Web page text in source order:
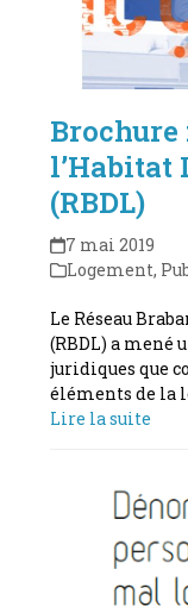
Brochure
l’Habitat
(RBDL)
7 mai 2019
Logement,
Le Réseau
(RBDL) a mené
juridiques que
éléments de la
Lire la suite